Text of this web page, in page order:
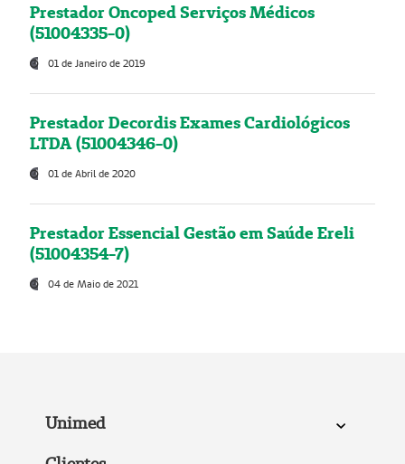
Prestador Oncoped Serviços Médicos
(51004335-0)
01 de Janeiro de 2019
Prestador Decordis Exames Cardiológicos
LTDA (51004346-0)
01 de Abril de 2020
Prestador Essencial Gestão em Saúde Ereli
(51004354-7)
04 de Maio de 2021
Unimed